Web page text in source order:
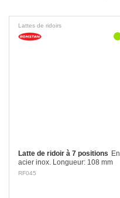
Lattes de ridoirs
Latte de ridoir à 7 positions En
acier inox. Longueur: 108 mm
Axe: ø 6.4 mm Ajustable de 12 à
RF045